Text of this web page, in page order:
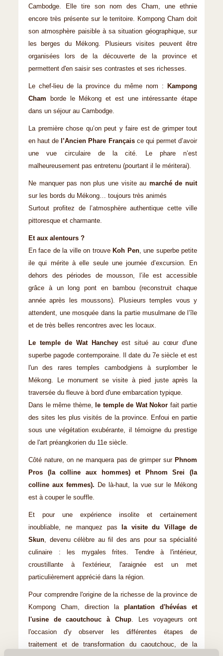
Cambodge. Elle tire son nom des Cham, une ethnie
encore très présente sur le territoire. Kompong Cham doit
son atmosphère paisible à sa situation géographique, sur
les berges du Mékong. Plusieurs visites peuvent être
organisées lors de la découverte de la province et
permettent d'en saisir ses contrastes et ses richesses.
Le chef-lieu de la province du même nom :
Kampong
Cham borde le Mékong et est une intéressante étape
dans un séjour au Cambodge.
La première chose qu’on peut y faire est de grimper tout
en haut de l’Ancien Phare Françaisce qui permet d’avoir
une vue circulaire de la cité. Le phare n’est
malheureusement pas entretenu (pourtant il le mériterai).
Ne manquer pas non plus une visite au marché de nuit
sur les bords du Mékong… toujours très animés
Surtout profitez de l’atmosphère authentique cette ville
pittoresque et charmante.
Et aux alentours ?
En face de la ville on trouve Koh Pen, une superbe petite
ile qui mérite à elle seule une journée d’excursion. En
dehors des périodes de mousson, l’ile est accessible
grâce à un long pont en bambou (reconstruit chaque
année après les moussons). Plusieurs temples vous y
attendent, une mosquée dans la partie musulmane de l’île
et de très belles rencontres avec les locaux.
Le temple de Wat Hancheyest situé au cœur d'une
superbe pagode contemporaine. Il date du 7e siècle et est
l'un des rares temples cambodgiens à surplomber le
Mékong. Le monument se visite à pied juste après la
traversée du fleuve à bord d'une embarcation typique.
Dans le même thème,
le temple de Wat Nokor fait partie
des sites les plus visités de la province. Enfoui en partie
sous une végétation exubérante, il témoigne du prestige
de l'art préangkorien du 11e siècle.
Côté nature, on ne manquera pas de grimper sur Phnom
Pros (la colline aux hommes) et Phnom Srei (la
colline aux femmes). De là-haut, la vue sur le Mékong
est à couper le souffle.
Et pour une expérience insolite et certainement
inoubliable, ne manquez pas la visite du Village de
Skun , devenu célèbre au fil des ans pour sa spécialité
culinaire : les mygales frites. Tendre à l'intérieur,
croustillante à l'extérieur, l'araignée est un met
particulièrement apprécié dans la région.
Pour comprendre l'origine de la richesse de la province de
Kompong Cham, direction la plantation d'hévéas et
l'usine de caoutchouc à Chup. Les voyageurs ont
l'occasion d'y observer les différentes étapes de
traitement et de transformation du caoutchouc, de la